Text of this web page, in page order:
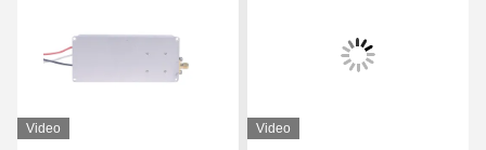
Video Video